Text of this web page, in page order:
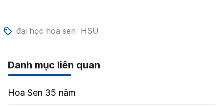
đại học hoa sen HSU
Danh mục liên quan
Hoa Sen 35 năm